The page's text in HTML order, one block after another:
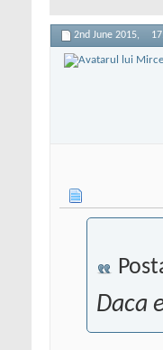
2nd June 2015,
Daca